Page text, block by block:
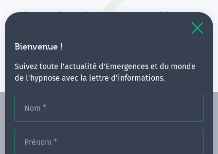
Bienvenue !
Suivez toute l'actualité d'Emergences et du monde
de l'hypnose avec la lettre d'informations.
Nom *
Prénom *
Aucune formation ne correspond à votre
Vous pouvez renouveler votre requête en élargissant